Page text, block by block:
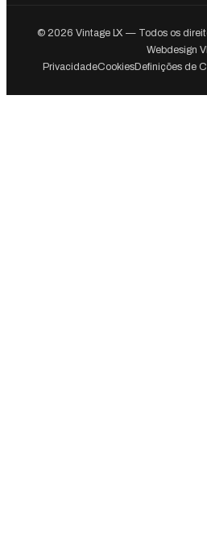
© 2026 Vintage LX — Todos os
Webdesign
PrivacidadeCookiesDefinições de